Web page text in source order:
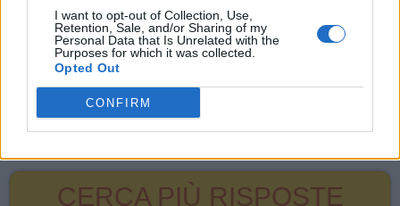
I want to opt-out of Collection, Use,
Retention, Sale, and/or Sharing of my
Personal Data that Is Unrelated with the
Purposes for which it was collected.
Opted Out
CONFIRM
E R A C
I
E R
A
CERCA PIÙ RISPOSTE